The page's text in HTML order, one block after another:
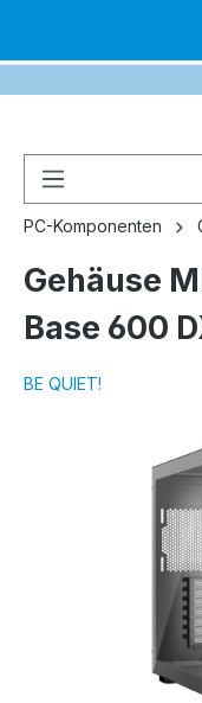
PC-Komponenten
Gehäuse
Base 600
BE QUIET!
Bildergalerie